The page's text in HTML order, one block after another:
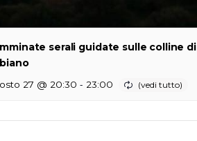
serali guidate sulle colline di
27 @ 20:30 - 23:00